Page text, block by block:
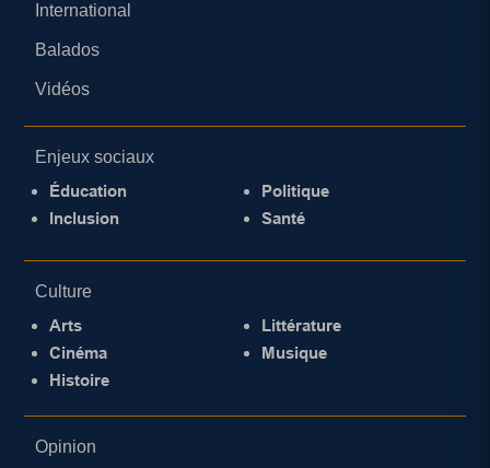
International
Balados
Vidéos
Enjeux sociaux
Éducation
Inclusion
Politique
Santé
Culture
Arts
Cinéma
Histoire
Littérature
Musique
Opinion